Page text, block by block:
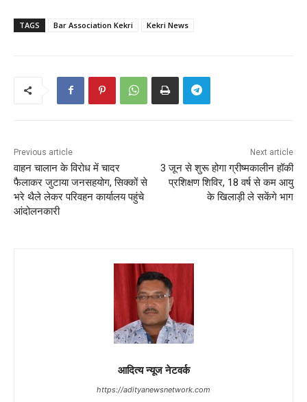
TAGS Bar Association Kekri Kekri News
Previous article
वाहन चालान के विरोध में चादर
फैलाकर जुटाया जनसहयोग, सिक्कों से
भरे थैले लेकर परिवहन कार्यालय पहुंचे
आंदोलनकारी
Next article
3 जून से शुरू होगा ग्रीष्मकालीन हॉकी
प्रशिक्षण शिविर, 18 वर्ष से कम आयु
के खिलाड़ी ले सकेंगे भाग
आदित्य न्यूज नेटवर्क
https://adityanewsnetwork.com